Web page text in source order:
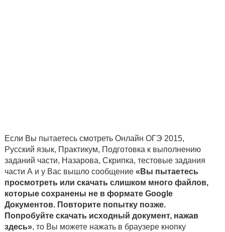
Если Вы пытаетесь смотреть Онлайн ОГЭ 2015,
Русский язык, Практикум, Подготовка к выполнению
заданий части, Назарова, Скрипка, тестовые задания
части А и у Вас вышло сообщение «Вы пытаетесь
просмотреть или скачать слишком много файлов,
которые сохранены не в формате Google
Документов. Повторите попытку позже.
Попробуйте скачать исходный документ, нажав
здесь», то Вы можете нажать в браузере кнопку